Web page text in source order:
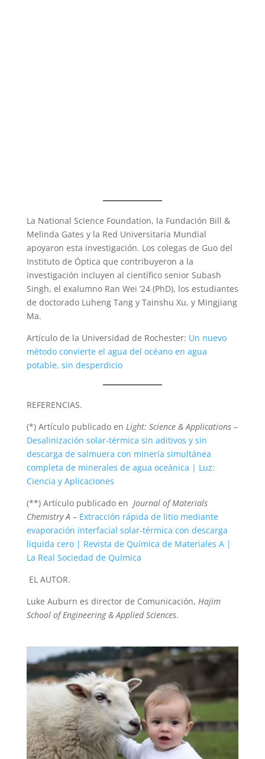
La National Science Foundation, la Fundación Bill &
Melinda Gates y la Red Universitaria Mundial
apoyaron esta investigación. Los colegas de Guo del
Instituto de Óptica que contribuyeron a la
investigación incluyen al científico senior Subash
Singh, el exalumno Ran Wei ’24 (PhD), los estudiantes
de doctorado Luheng Tang y Tainshu Xu, y Mingjiang
Ma.
Artículo de la Universidad de Rochester: Un nuevo
método convierte el agua del océano en agua
potable, sin desperdicio
REFERENCIAS.
(*) Artículo publicado en Light: Science & Applications–
Desalinización solar-térmica sin aditivos y sin
descarga de salmuera con minería simultánea
completa de minerales de agua oceánica | Luz:
Ciencia y Aplicaciones
(**) Artículo publicado en Journal of Materials
Chemistry A – Extracción rápida de litio mediante
evaporación interfacial solar-térmica con descarga
líquida cero | Revista de Química de Materiales A |
La Real Sociedad de Química
EL AUTOR.
Luke Auburn es director de Comunicación, Hajim
School of Engineering & Applied Sciences.